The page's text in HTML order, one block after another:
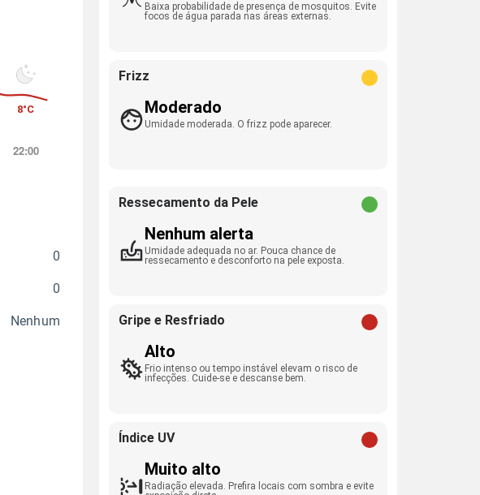
0
0
Nenhum
Baixa probabilidade de presença de mosquitos. Evite
focos de água parada nas áreas externas.
Frizz
Moderado
Umidade moderada. O frizz pode aparecer.
Ressecamento da Pele
Nenhum alerta
Umidade adequada no ar. Pouca chance de
ressecamento e desconforto na pele exposta.
Gripe e Resfriado
Alto
Frio intenso ou tempo instável elevam o risco de
infecções. Cuide-se e descanse bem.
Índice UV
Muito alto
Radiação elevada. Prefira locais com sombra e evite